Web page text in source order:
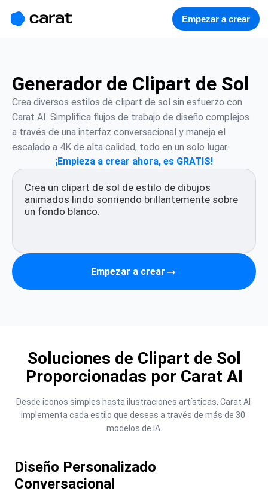
Empezar a crear
Generador de Clipart de Sol
Crea diversos estilos de clipart de sol sin esfuerzo con
Carat AI. Simplifica flujos de trabajo de diseño complejos
a través de una interfaz conversacional y maneja el
escalado a 4K de alta calidad, todo en un solo lugar.
¡Empieza a crear ahora, es GRATIS!
Empezar a crear →
Soluciones de Clipart de Sol
Proporcionadas por Carat AI
Desde iconos simples hasta ilustraciones artísticas, Carat AI
implementa cada estilo que deseas a través de más de 30
modelos de IA.
Diseño Personalizado
Conversacional